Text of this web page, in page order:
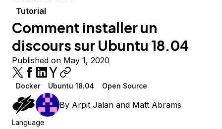
Tutorial
Comment installer un
discours sur Ubuntu 18.04
Published on May 1, 2020
Docker Ubuntu 18.04 Open Source
By Arpit Jalan and Matt Abrams
Language